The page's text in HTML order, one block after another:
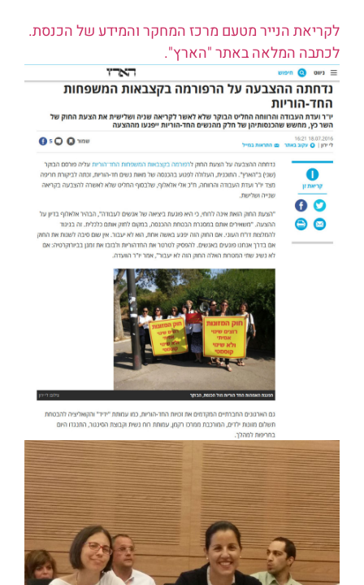
לקריאת הנייר מטעם מרכז המחקר והמידע של הכנסת.
לכתבה המלאה באתר "הארץ".